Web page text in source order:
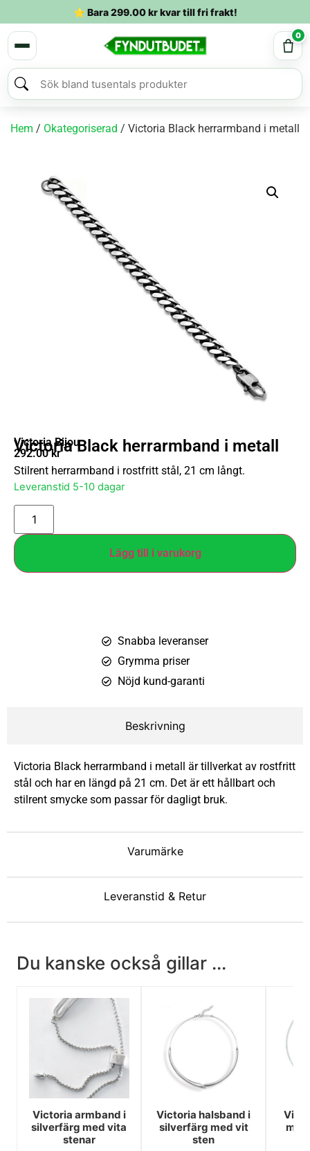
⭐ Bara299.00krkvar till fri frakt!
0
Hem / Okategoriserad / Victoria Black herrarmband i metall
Victoria Bijou
Victoria Black herrarmband i metall
292.00kr
Stilrent herrarmband i rostfritt stål, 21 cm långt.
Leveranstid 5-10 dagar
Lägg till i varukorg
Snabba leveranser
Grymma priser
Nöjd kund-garanti
Beskrivning
Varumärke
Leveranstid & Retur
Victoria Black herrarmband i metall är tillverkat av rostfritt
stål och har en längd på 21 cm. Det är ett hållbart och
stilrent smycke som passar för dagligt bruk.
Du kanske också gillar ...
Victoria armband i
silverfärg med vita
stenar
Victoria halsband i
silverfärg med vit
sten